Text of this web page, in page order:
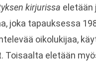
kirjurissa eletään
joka tapauksessa
oikolukijaa,
Toisaalta eletään